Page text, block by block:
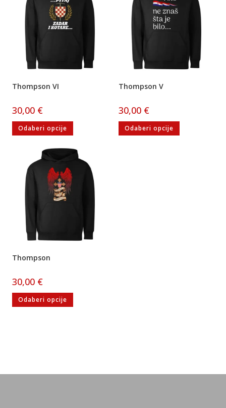
Thompson VI
30,00 €
Odaberi opcije
Thompson V
30,00 €
Odaberi opcije
Thompson
30,00 €
Odaberi opcije